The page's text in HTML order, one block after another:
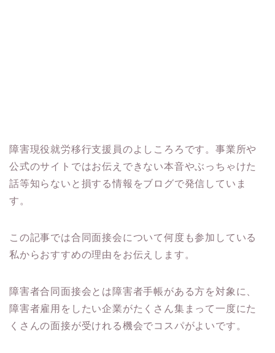
障害現役就労移行支援員のよしころろです。事業所や
公式のサイトではお伝えできない本音やぶっちゃけた
話等知らないと損する情報をブログで発信していま
す。
この記事では合同面接会について何度も参加している
私からおすすめの理由をお伝えします。
障害者合同面接会とは障害者手帳がある方を対象に、
障害者雇用をしたい企業がたくさん集まって一度にた
くさんの面接が受けれる機会でコスパがよいです。